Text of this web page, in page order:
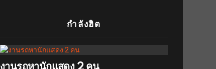
กำลังฮิต